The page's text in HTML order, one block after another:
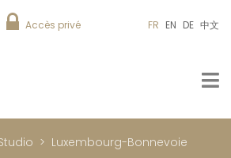
Accès privé FR EN DE 中文
Luxembourg-Bonnevoie